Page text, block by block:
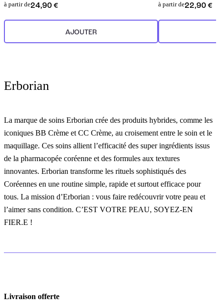
à partir de24,90 €
AJOUTER
à partir de22,90 €
Erborian
La marque de soins Erborian crée des produits hybrides, comme les
iconiques BB Crème et CC Crème, au croisement entre le soin et le
maquillage. Ces soins allient l’efficacité des super ingrédients issus
de la pharmacopée coréenne et des formules aux textures
innovantes. Erborian transforme les rituels sophistiqués des
Coréennes en une routine simple, rapide et surtout efficace pour
tous. La mission d’Erborian : vous faire redécouvrir votre peau et
l’aimer sans condition. C’EST VOTRE PEAU, SOYEZ-EN
FIER.E !
Livraison offerte